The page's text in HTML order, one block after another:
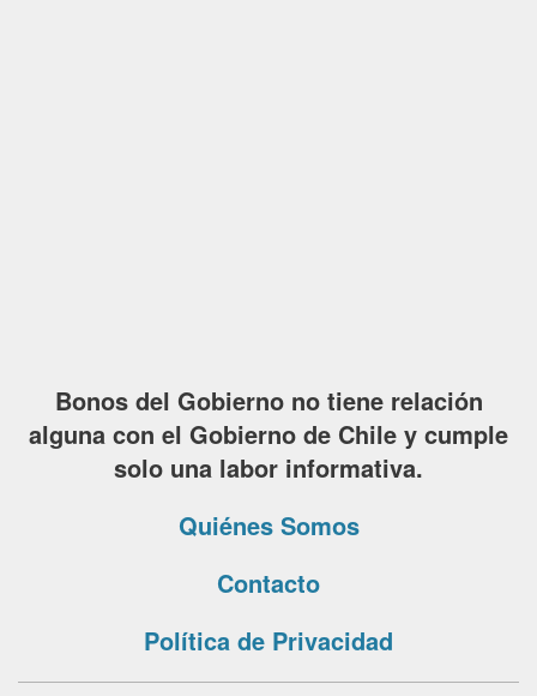
Bonos del Gobierno no tiene relación
alguna con el Gobierno de Chile y cumple
solo una labor informativa.
Quiénes Somos
Contacto
Política de Privacidad